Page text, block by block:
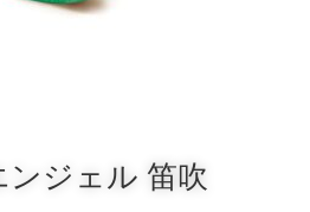
ンジェル 笛吹